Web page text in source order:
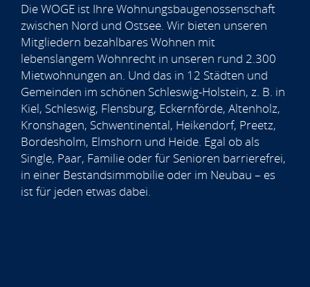
Die WOGE ist Ihre Wohnungsbaugenossenschaft
zwischen Nord und Ostsee. Wir bieten unseren
Mitgliedern bezahlbares Wohnen mit
lebenslangem Wohnrecht in unseren rund 2.300
Mietwohnungen an. Und das in 12 Städten und
Gemeinden im schönen Schleswig-Holstein, z. B. in
Kiel, Schleswig, Flensburg, Eckernförde, Altenholz,
Kronshagen, Schwentinental, Heikendorf, Preetz,
Bordesholm, Elmshorn und Heide. Egal ob als
Single, Paar, Familie oder für Senioren barrierefrei,
in einer Bestandsimmobilie oder im Neubau – es
ist für jeden etwas dabei.